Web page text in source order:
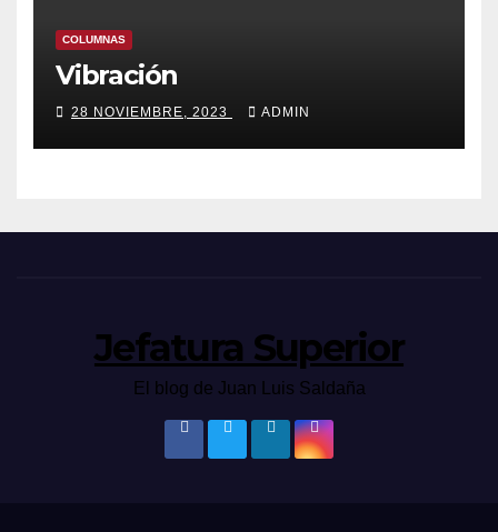
COLUMNAS
Vibración
28 NOVIEMBRE, 2023 ADMIN
Jefatura Superior
El blog de Juan Luis Saldaña